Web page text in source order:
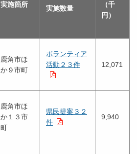
実施箇所 実施数量
（千
円）
鹿角市ほ
か９市町
ボランティア
活動２３件
12,071
鹿角市ほ
か１３市
町
県民提案３２
件
9,940